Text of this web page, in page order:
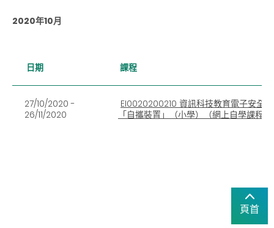
2020年10月
日期 課程
27/10/2020 -
26/11/2020
EI0020200210 資訊科技教育電子安全
「自攜裝置」（小學）（網上自學課程）
頁首